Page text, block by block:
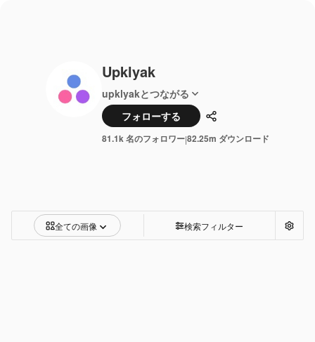
Upklyak
upklyakとつながる
フォローする
共有
81.1k 名のフォロワー|82.25m ダウンロード
全ての画像 検索フィルター